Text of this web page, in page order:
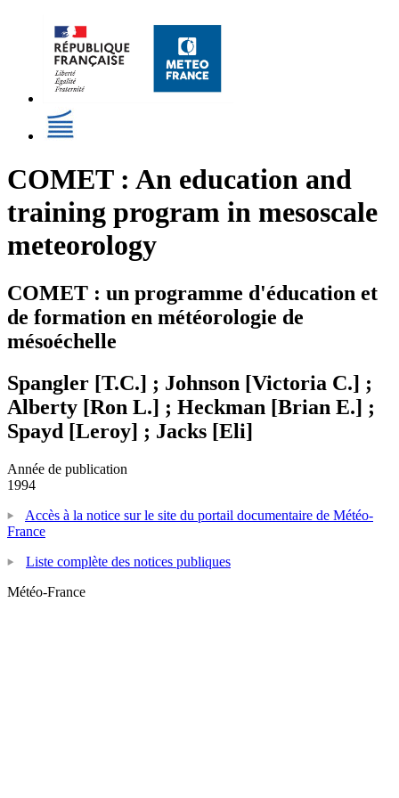
COMET : An education and
training program in mesoscale
meteorology
COMET : un programme d'éducation et
de formation en météorologie de
mésoéchelle
Spangler [T.C.] ; Johnson [Victoria C.] ;
Alberty [Ron L.] ; Heckman [Brian E.] ;
Spayd [Leroy] ; Jacks [Eli]
Année de publication
1994
Accès à la notice sur le site du portail documentaire de Météo-
France
Liste complète des notices publiques
Météo-France